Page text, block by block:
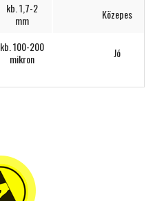
kb. 1,7-2
mm
Közepes
kb. 100-200
mikron
Jó